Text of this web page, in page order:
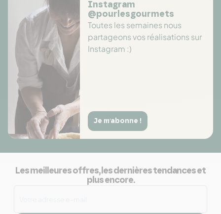
Instagram
@pourlesgourmets
Toutes les semaines nous
partageons vos réalisations sur
Instagram :)
Je m'abonne !
Les meilleures offres, les dernières tendances et
plus encore.